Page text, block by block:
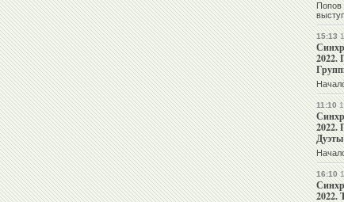
Попов
15:13
2022.
11:10
2022.
16:10
2022.